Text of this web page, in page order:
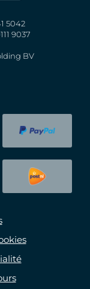
5042
9037
BV